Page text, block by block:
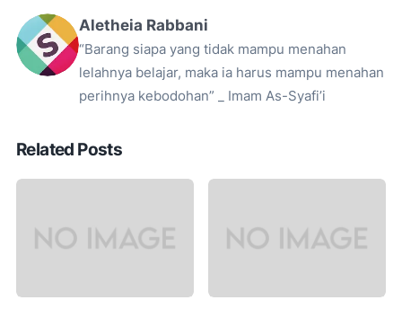
Aletheia Rabbani
“Barang siapa yang tidak mampu menahan
lelahnya belajar, maka ia harus mampu menahan
perihnya kebodohan” _ Imam As-Syafi’i
Related Posts